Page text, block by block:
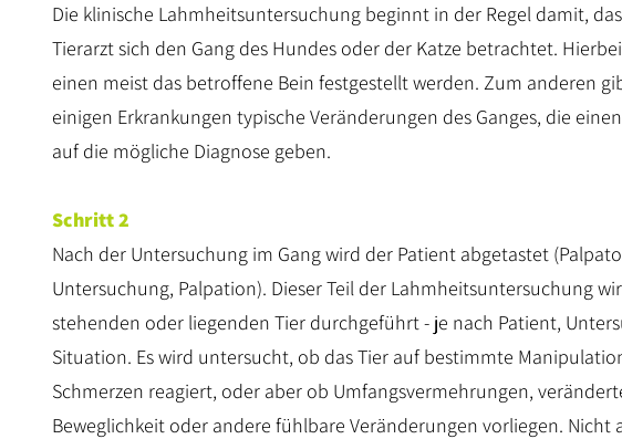
Die klinische Lahmheitsuntersuchung beginnt in der Regel damit,
Tierarzt sich den Gang des Hundes oder der Katze betrachtet.
einen meist das betroffene Bein festgestellt werden. Zum anderen
einigen Erkrankungen typische Veränderungen des Ganges, die
auf die mögliche Diagnose geben.
Schritt 2
Nach der Untersuchung im Gang wird der Patient abgetastet
Untersuchung, Palpation). Dieser Teil der Lahmheitsuntersuchung
stehenden oder liegenden Tier durchgeführt - je nach Patient,
Situation. Es wird untersucht, ob das Tier auf bestimmte
Schmerzen reagiert, oder aber ob Umfangsvermehrungen,
Beweglichkeit oder andere fühlbare Veränderungen vorliegen. Nicht